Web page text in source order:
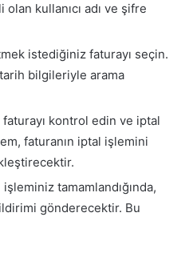
kullanıcı adı ve şifre
istediğiniz faturayı seçin.
bilgileriyle arama
kontrol edin ve iptal
faturanın iptal işlemini
işleminiz tamamlandığında,
gönderecektir. Bu